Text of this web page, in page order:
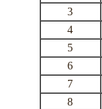
3
4
5
6
7
8